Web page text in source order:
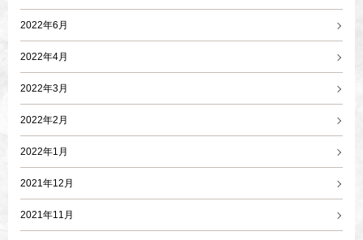
2022年6月
2022年4月
2022年3月
2022年2月
2022年1月
2021年12月
2021年11月